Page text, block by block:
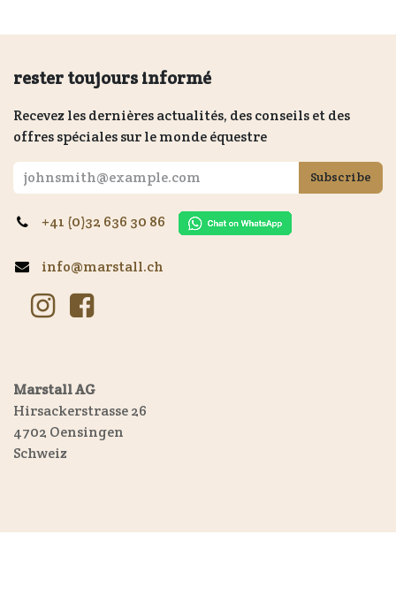
rester toujours informé
Recevez les dernières actualités, des conseils et des
offres spéciales sur le monde équestre
Subscribe
+41 (0)32 636 30 86
info@marstall.ch
Marstall AG
Hirsackerstrasse 26
4702 Oensingen
Schweiz